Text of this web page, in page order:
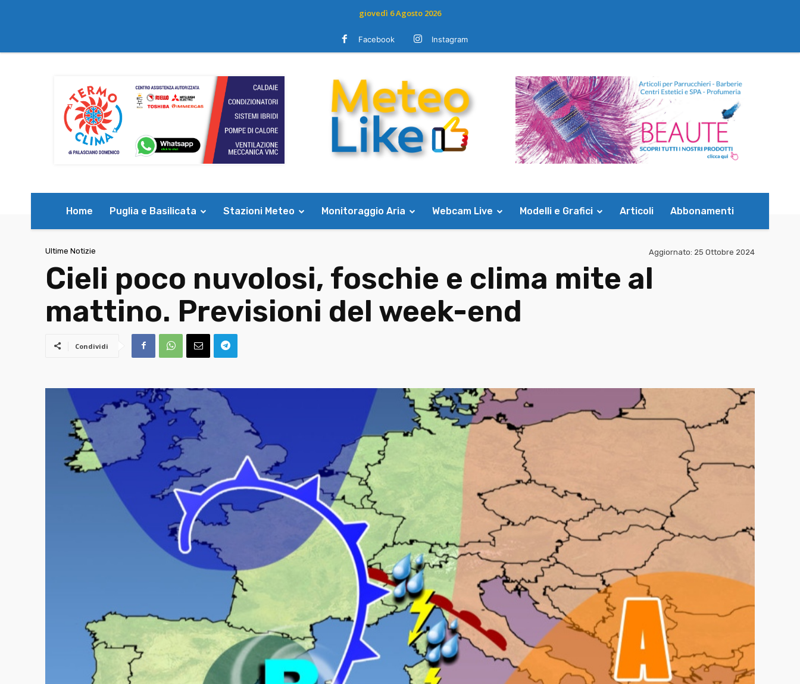
giovedì 6 Agosto 2026
Facebook Instagram
Home Puglia e Basilicata Stazioni Meteo Monitoraggio Aria Webcam Live Modelli e Grafici Articoli Abbonamenti
Ultime Notizie Aggiornato: 25 Ottobre 2024
Cieli poco nuvolosi, foschie e clima mite al
mattino. Previsioni del week-end
Condividi